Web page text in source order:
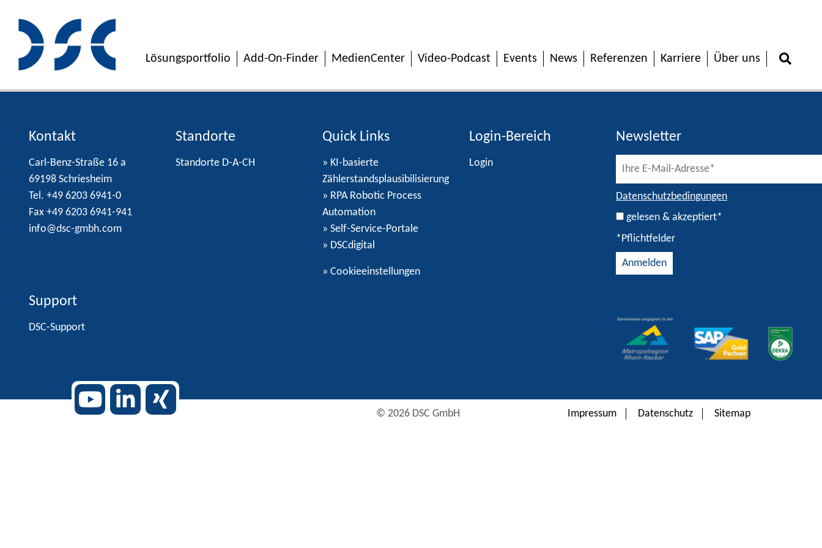
Lösungsportfolio Add-On-Finder MedienCenter Video-Podcast Events News Referenzen Karriere Über uns
Kontakt
Carl-Benz-Straße 16 a
69198 Schriesheim
Tel. +49 6203 6941-0
Fax +49 6203 6941-941
info@dsc-gmbh.com
Standorte
Standorte D-A-CH
Quick Links
» KI-basierte
Zählerstandsplausibilisierung
» RPA Robotic Process
Automation
» Self-Service-Portale
» DSCdigital
» Cookieeinstellungen
Login-Bereich
Login
Newsletter
Datenschutzbedingungen
gelesen & akzeptiert*
*Pflichtfelder
Support
DSC-Support
© 2026 DSC GmbH Impressum Datenschutz Sitemap